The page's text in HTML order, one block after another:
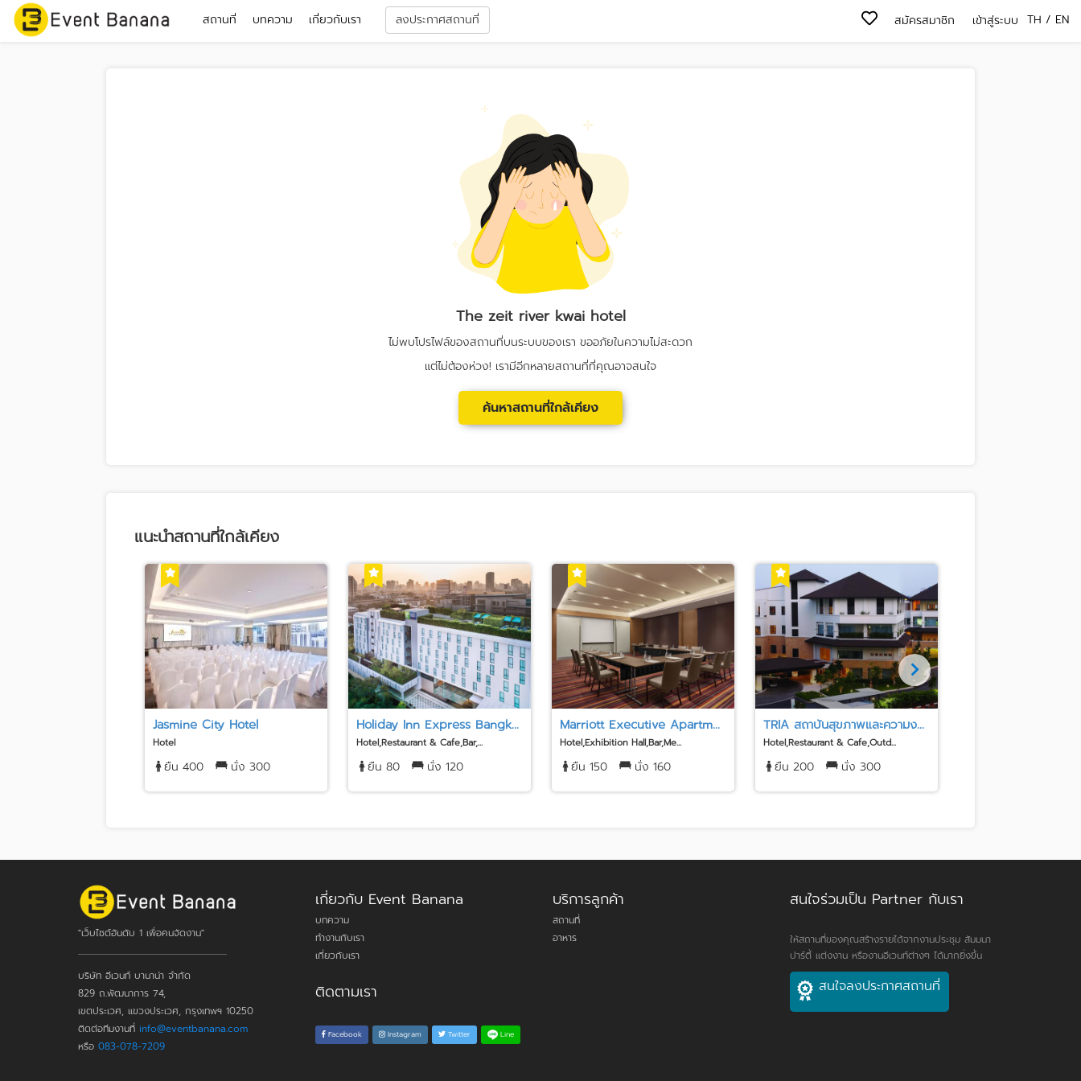
สถานที่ บทความ เกี่ยวกับเรา ลงประกาศสถานที่ TH / EN
สมัครสมาชิก เข้าสู่ระบบ
The zeit river kwai hotel
ไม่พบโปรไฟล์ของสถานที่บนระบบของเรา ขออภัยในความไม่สะดวก
แต่ไม่ต้องห่วง! เรามีอีกหลายสถานที่ที่คุณอาจสนใจ
ค้นหาสถานที่ใกล้เคียง
แนะนำสถานที่ใกล้เคียง
Jasmine City Hotel
Hotel
ยืน 400 นั่ง 300
Holiday Inn Express Bangk...
Hotel,Restaurant & Cafe,Bar,...
ยืน 80 นั่ง 120
Marriott Executive Apartm...
Hotel,Exhibition Hall,Bar,Me...
ยืน 150 นั่ง 160
TRIA สถาบันสุขภาพและความง...
Hotel,Restaurant & Cafe,Outd...
ยืน 200 นั่ง 300
"เว็บไซต์อันดับ 1 เพื่อคนจัดงาน"
บริษัท อีเวนท์ บานาน่า จำกัด
829 ถ.พัฒนาการ 74,
เขตประเวศ, แขวงประเวศ, กรุงเทพฯ 10250
ติดต่อทีมงานที่ info@eventbanana.com
หรือ 083-078-7209
เกี่ยวกับ Event Banana
บทความ
ทำงานกับเรา
เกี่ยวกับเรา
ติดตามเรา
Facebook Instagram Twitter Line
บริการลูกค้า
สถานที่
อาหาร
สนใจร่วมเป็น Partner กับเรา
ให้สถานที่ของคุณสร้างรายได้จากงานประชุม สัมมนา
ปาร์ตี้ แต่งงาน หรืองานอีเวนท์ต่างๆ ได้มากยิ่งขึ้น
สนใจลงประกาศสถานที่